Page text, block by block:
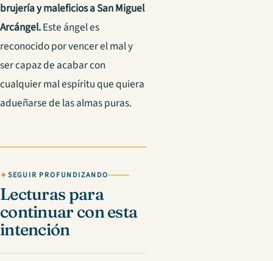
brujería y maleficios a San Miguel
Arcángel.Este ángel es
reconocido por vencer el mal y
ser capaz de acabar con
cualquier mal espíritu que quiera
adueñarse de las almas puras.
SEGUIR PROFUNDIZANDO
Lecturas para
continuar con esta
intención